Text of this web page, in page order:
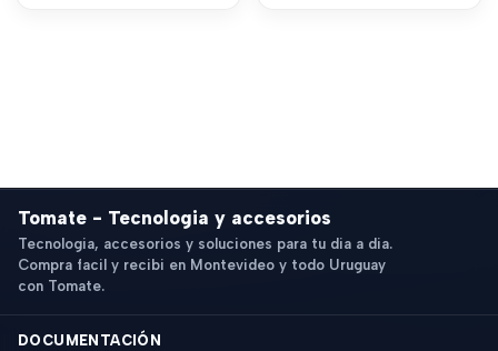
Tomate - Tecnologia y accesorios
Tecnologia, accesorios y soluciones para tu dia a dia.
Compra facil y recibi en Montevideo y todo Uruguay
con Tomate.
DOCUMENTACIÓN